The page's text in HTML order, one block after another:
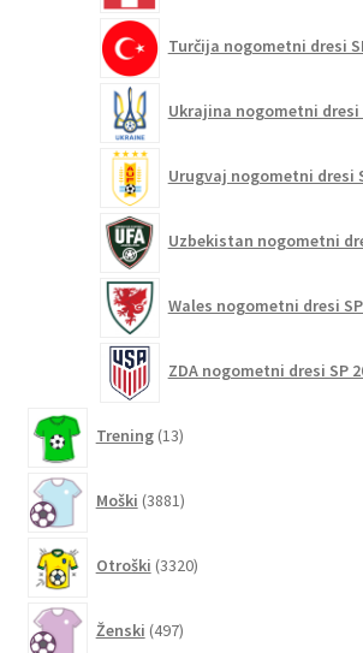
Turčija nogometni dresi
Ukrajina nogometni dresi
Urugvaj nogometni dresi
Uzbekistan nogometni
Wales nogometni dresi
ZDA nogometni dresi SP
Trening 13izdelkov
Moški 3881izdelkov
Otroški 3320izdelkov
Ženski 497izdelkov